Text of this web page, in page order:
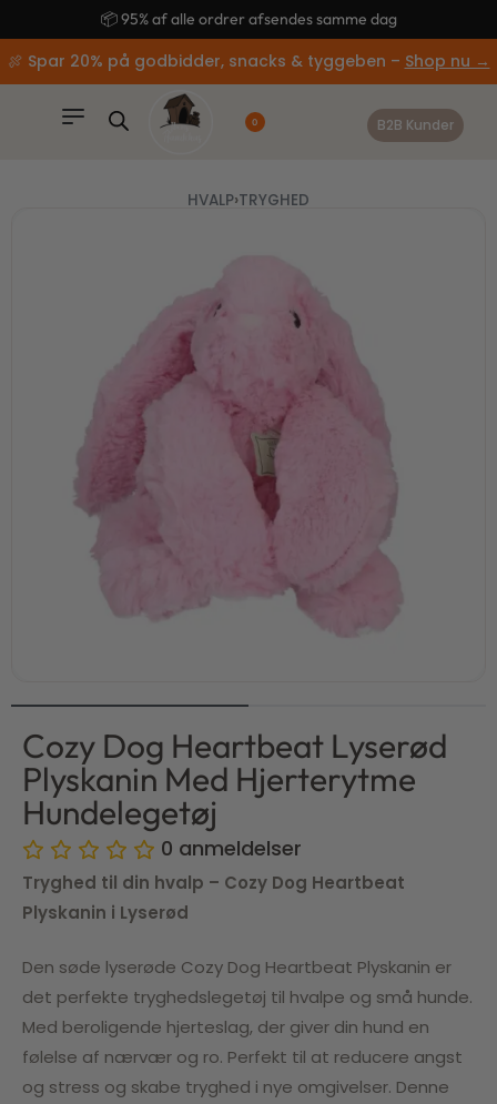
🚚 Gratis fragt ved køb over 499,-
🍖 Spar 20% på godbidder, snacks & tyggeben – Shop nu →
0 B2B Kunder
HVALP›TRYGHED
Cozy Dog Heartbeat Lyserød
Plyskanin Med Hjerterytme
Hundelegetøj
0 anmeldelser
Tryghed til din hvalp – Cozy Dog Heartbeat
Plyskanin i Lyserød
Den søde lyserøde Cozy Dog Heartbeat Plyskanin er
det perfekte tryghedslegetøj til hvalpe og små hunde.
Med beroligende hjerteslag, der giver din hund en
følelse af nærvær og ro. Perfekt til at reducere angst
og stress og skabe tryghed i nye omgivelser. Denne